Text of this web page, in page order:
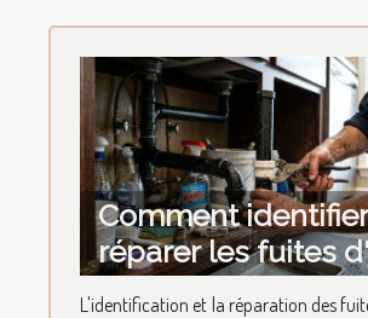
Comment
réparer les fuites
les plus courantes
L'identification et la réparation des